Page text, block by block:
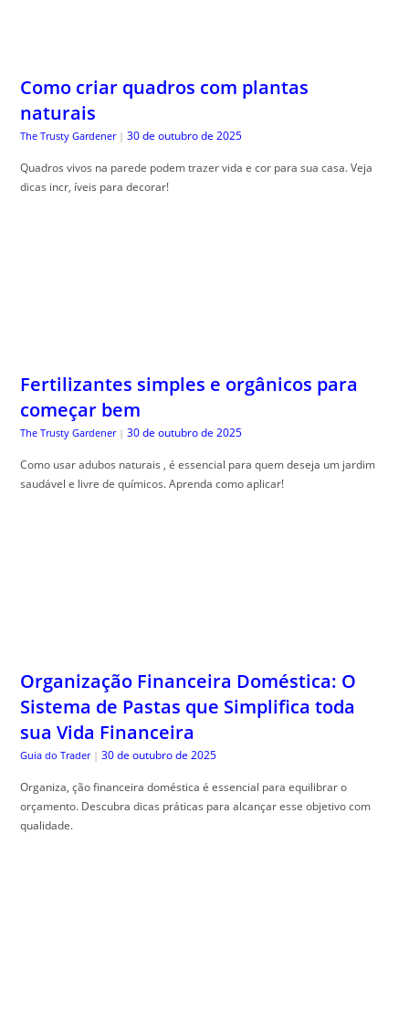
Como criar quadros com plantas
naturais
The Trusty Gardener | 30 de outubro de 2025
Quadros vivos na parede podem trazer vida e cor para sua casa. Veja
dicas incr, íveis para decorar!
Fertilizantes simples e orgânicos para
começar bem
The Trusty Gardener | 30 de outubro de 2025
Como usar adubos naturais , é essencial para quem deseja um jardim
saudável e livre de químicos. Aprenda como aplicar!
Organização Financeira Doméstica: O
Sistema de Pastas que Simplifica toda
sua Vida Financeira
Guia do Trader | 30 de outubro de 2025
Organiza, ção financeira doméstica é essencial para equilibrar o
orçamento. Descubra dicas práticas para alcançar esse objetivo com
qualidade.